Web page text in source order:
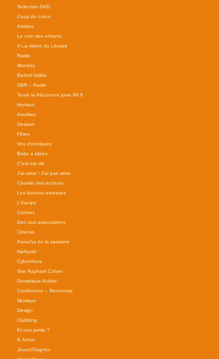
Selection DVD
Coup de coeur
Artistes
Le coin des enfants
A La vitrine du Libraire
Radio
Monday
Bethel-Vallée
DBR – Radio
Toute la fréquence juive 94.8
Humour
Insolites
Dessert
Fêtes
Vos chroniques
Boite a Idees
C'est ma vie
J'ai aime / J'ai pas aime
Courrier des lecteurs
Les bonnes adresses
L'équipe
Contact
Don aux associations
Cinéma
Paracha de la semaine
Haftarah
Cyberthora
Site Raphael Cohen
Dominique Aubier
Conférence – Rencontre
Musique
Design
Clubbing
Et nos petits ?
K.Acher
Jouez/Gagnez